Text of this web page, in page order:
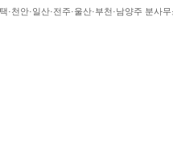
·천안·일산·전주·울산·부천·남양주 분사